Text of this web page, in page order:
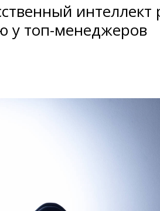
у топ-менеджеров